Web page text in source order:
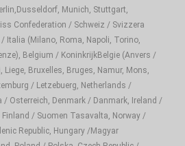
Munich, Stuttgart,
Confederation / Schweiz / Svizzera
Italia (Milano, Roma, Napoli, Torino,
Belgium / KoninkrijkBelgie (Anvers /
Liege, Bruxelles, Bruges, Namur, Mons,
/ Letzebuerg, Netherlands /
/ Osterreich, Denmark / Danmark, Ireland /
Finland / Suomen Tasavalta, Norway /
Republic, Hungary /Magyar